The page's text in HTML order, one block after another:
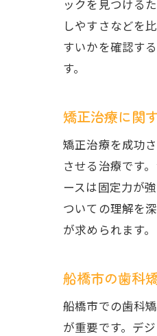
ックを見つける
しやすさなどを
すいかを確認す
す。
矯正治療に関
矯正治療を成功
させる治療です
ースは固定力が
ついての理解を
が求められます
船橋市の歯科
船橋市での歯科
が重要です。デ